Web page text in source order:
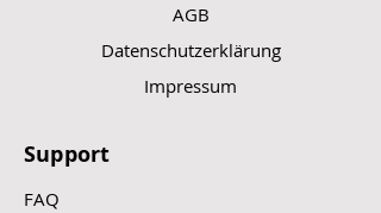
AGB
Datenschutzerklärung
Impressum
Support
FAQ